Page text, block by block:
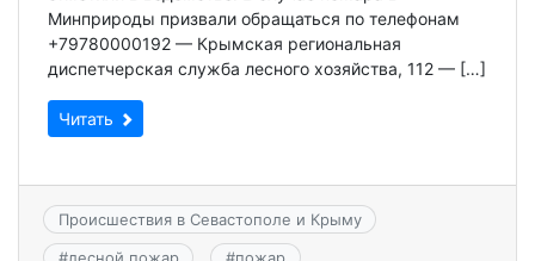
Минприроды призвали обращаться по телефонам
+79780000192 — Крымская региональная
диспетчерская служба лесного хозяйства, 112 — […]
Читать
Происшествия в Севастополе и Крыму